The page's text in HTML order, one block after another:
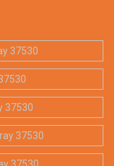
37530
37530
37530
37530